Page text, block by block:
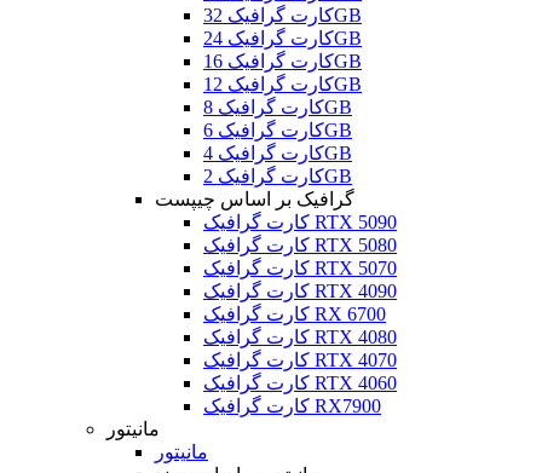
کارت گرافیک 32GB
کارت گرافیک 24GB
کارت گرافیک 16GB
کارت گرافیک 12GB
کارت گرافیک 8GB
کارت گرافیک 6GB
کارت گرافیک 4GB
کارت گرافیک 2GB
گرافیک بر اساس چیپست
کارت گرافیک RTX 5090
کارت گرافیک RTX 5080
کارت گرافیک RTX 5070
کارت گرافیک RTX 4090
کارت گرافیک RX 6700
کارت گرافیک RTX 4080
کارت گرافیک RTX 4070
کارت گرافیک RTX 4060
کارت گرافیک RX7900
مانیتور
مانیتور